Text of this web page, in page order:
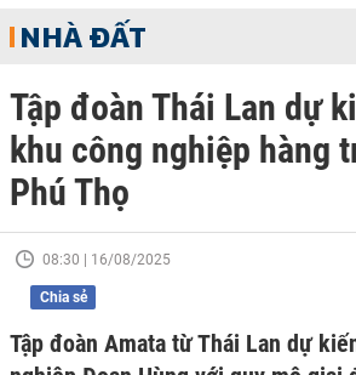
NHÀ ĐẤT
Tập đoàn Thái Lan dự
khu công nghiệp hàng
Phú Thọ
08:30 | 16/08/2025
Chia sẻ
Tập đoàn Amata từ Thái Lan dự